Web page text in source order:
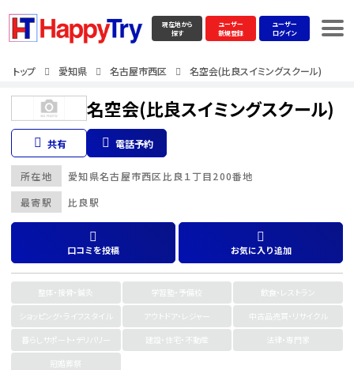
現在地から
探す
ユーザー
新規登録
ユーザー
ログイン
トップ 愛知県 名古屋市西区 名空会(比良スイミングスクール)
名空会(比良スイミングスクール)
共有 電話予約
最寄駅 比良駅
所在地 愛知県名古屋市西区 比良１丁目200番地
口コミを投稿 お気に入り追加
整体・接骨・鍼灸 学習塾・予備校
飲食・レストラン
ショッピング・ライフスタイル
アウトドア・レジャー
中古品売買・リサイクル
暮らしサポート・デリバリー
建設・住宅・不動産
法律・専門家
冠婚葬祭